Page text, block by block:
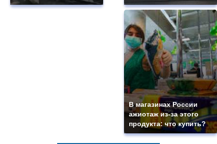
В магазинах России
ажиотаж из-за этого
продукта: что купить?